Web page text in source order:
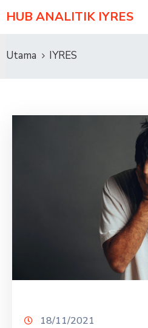
HUB ANALITIK IYRES
Utama IYRES
18/11/2021